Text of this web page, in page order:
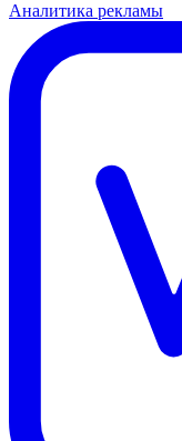
Аналитика рекламы